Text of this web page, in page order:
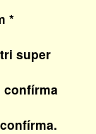
*
super